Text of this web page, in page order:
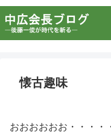
懐古趣味
おおおおおお・・・・